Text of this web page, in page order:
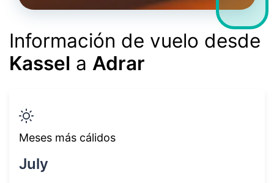
Información de vuelo desde
Kassel a Adrar
Meses más cálidos
July